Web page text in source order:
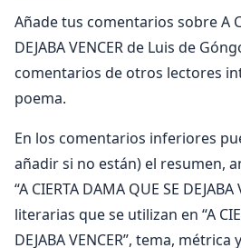
Añade tus comentarios sobre A
DEJABA VENCER de Luis de
comentarios de otros lectores
poema.
En los comentarios inferiores
añadir si no están) el resumen,
“A CIERTA DAMA QUE SE
literarias que se utilizan en “A
DEJABA VENCER”, tema,